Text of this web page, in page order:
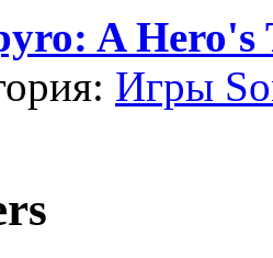
A Hero's
Игры